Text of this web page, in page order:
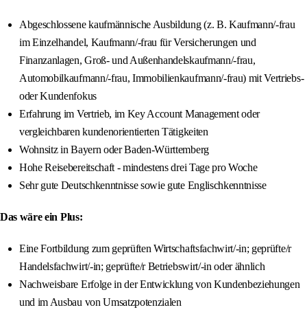
Abgeschlossene kaufmännische Ausbildung (z. B. Kaufmann/-frau
im Einzelhandel, Kaufmann/-frau für Versicherungen und
Finanzanlagen, Groß- und Außenhandelskaufmann/-frau,
Automobilkaufmann/-frau, Immobilienkaufmann/-frau) mit Vertriebs-
oder Kundenfokus
Erfahrung im Vertrieb, im Key Account Management oder
vergleichbaren kundenorientierten Tätigkeiten
Wohnsitz in Bayern oder Baden-Württemberg
Hohe Reisebereitschaft - mindestens drei Tage pro Woche
Sehr gute Deutschkenntnisse sowie gute Englischkenntnisse
Das wäre ein Plus:
Eine Fortbildung zum geprüften Wirtschaftsfachwirt/-in; geprüfte/r
Handelsfachwirt/-in; geprüfte/r Betriebswirt/-in oder ähnlich
Nachweisbare Erfolge in der Entwicklung von Kundenbeziehungen
und im Ausbau von Umsatzpotenzialen